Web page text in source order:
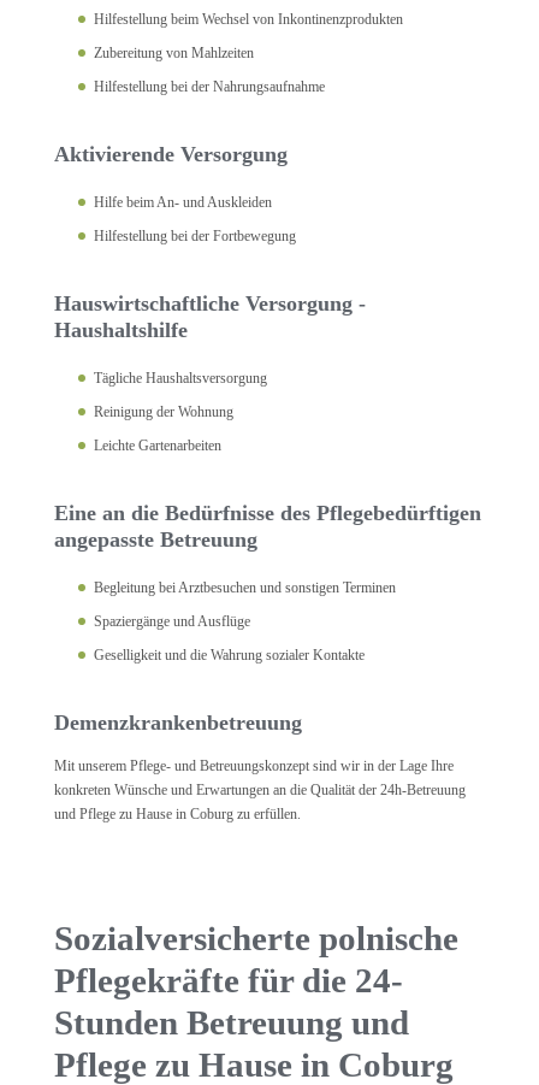
Hilfestellung beim Wechsel von Inkontinenzprodukten
Zubereitung von Mahlzeiten
Hilfestellung bei der Nahrungsaufnahme
Aktivierende Versorgung
Hilfe beim An- und Auskleiden
Hilfestellung bei der Fortbewegung
Hauswirtschaftliche Versorgung -
Haushaltshilfe
Tägliche Haushaltsversorgung
Reinigung der Wohnung
Leichte Gartenarbeiten
Eine an die Bedürfnisse des Pflegebedürftigen
angepasste Betreuung
Begleitung bei Arztbesuchen und sonstigen Terminen
Spaziergänge und Ausflüge
Geselligkeit und die Wahrung sozialer Kontakte
Demenzkrankenbetreuung
Mit unserem Pflege- und Betreuungskonzept sind wir in der Lage Ihre
konkreten Wünsche und Erwartungen an die Qualität der 24h-Betreuung
und Pflege zu Hause in Coburg zu erfüllen.
Sozialversicherte polnische
Pflegekräfte für die 24-
Stunden Betreuung und
Pflege zu Hause in Coburg